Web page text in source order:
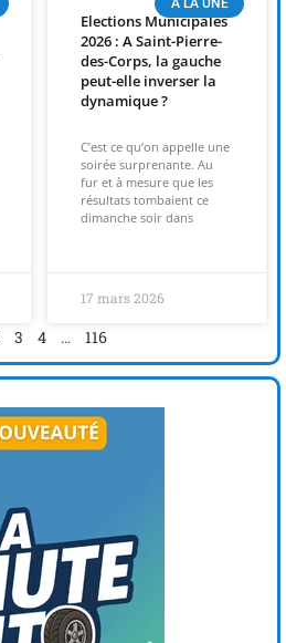
A LA UNE
Elections Municipales
2026 : A Saint-Pierre-
des-Corps, la gauche
peut-elle inverser la
dynamique ?
C’est ce qu’on appelle une
soirée surprenante. Au
fur et à mesure que les
résultats tombaient ce
dimanche soir dans
17 mars 2026
3 4 … 116